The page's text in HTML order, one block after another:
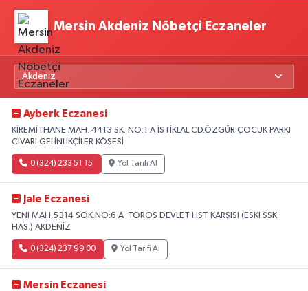
Mersin Akdeniz Nöbetçi Eczaneler
Ayberk Eczanesi
KİREMİTHANE MAH. 4413 SK. NO:1 A İSTİKLAL CD.ÖZGÜR ÇOCUK PARKI
CİVARI GELİNLİKÇİLER KÖŞESİ
0 (324) 233 51 15 Yol Tarifi Al
Jale Eczanesi
YENI MAH.5314 SOK.NO:6 A TOROS DEVLET HST KARŞISI (ESKİ SSK
HAS.) AKDENİZ
0 (324) 237 99 00 Yol Tarifi Al
Mersin Eczanesi